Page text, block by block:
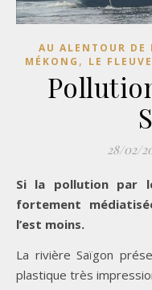
AU ALENTOUR DE
MÉKONG , LE
28/02/
Si la pollution par les plastiques des océans est
fortement
l’est moins.
La rivière Saïgon
plastique très